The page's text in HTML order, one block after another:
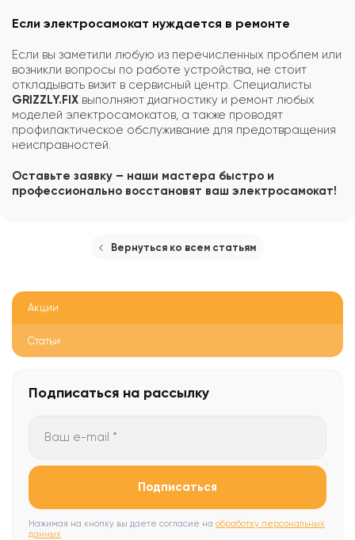
Если электросамокат нуждается в ремонте
Если вы заметили любую из перечисленных проблем или
возникли вопросы по работе устройства, не стоит
откладывать визит в сервисный центр. Специалисты
GRIZZLY.FIX выполняют диагностику и ремонт любых
моделей электросамокатов, а также проводят
профилактическое обслуживание для предотвращения
неисправностей.
Оставьте заявку – наши мастера быстро и
профессионально восстановят ваш электросамокат!
Вернуться ко всем статьям
Акции
Статьи
Подписаться на рассылку
Ваш e-mail *
Подписаться
Нажимая на кнопку вы даете согласие на обработку персональных
данных